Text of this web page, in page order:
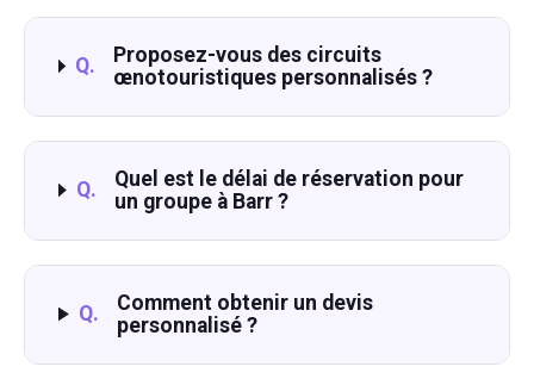
Q.
Proposez-vous des circuits
œnotouristiques personnalisés ?
Q.
Quel est le délai de réservation pour
un groupe à Barr ?
Q.
Comment obtenir un devis
personnalisé ?